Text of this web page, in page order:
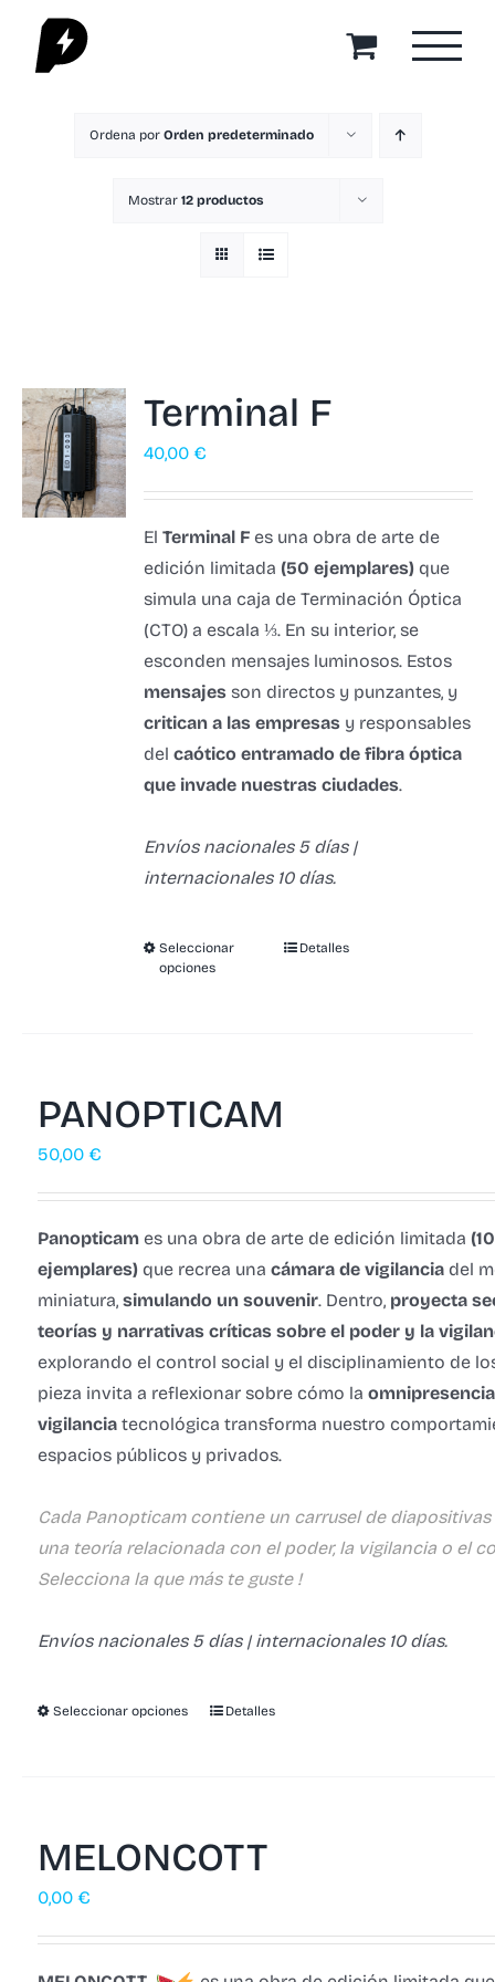
Saltar
contenido
Ordena por Orden predeterminado
Mostrar 12 productos
Terminal F
40,00€
ElTerminal F es una obra de arte de
edición limitada (50 ejemplares) que
simula una caja de Terminación Óptica
(CTO) a escala ⅓. En su interior, se
esconden mensajes luminosos. Estos
mensajes son directos y punzantes, y
critican a las empresas y responsables
delcaótico entramado de fibra óptica
que invade nuestras ciudades.
Envíos nacionales 5 días |
internacionales 10 días.
Seleccionar
opciones
Detalles
PANOPTICAM
50,00 €
Panopticam es una obra de arte de edición limitada
ejemplares) que recrea una cámara de vigilancia del
miniatura, simulando un souvenir. Dentro, proyecta
teorías y narrativas críticas sobre el poder y la
explorando el control social y el disciplinamiento de
pieza invita a reflexionar sobre cómo la
vigilancia tecnológica transforma nuestro
espacios públicos y privados.
Cada Panopticam contiene un carrusel de
una teoría relacionada con el poder, la vigilancia o el
Selecciona la que más te guste !
Envíos nacionales 5 días | internacionales 10 días.
Seleccionar opciones Detalles
MELONCOTT
0,00 €